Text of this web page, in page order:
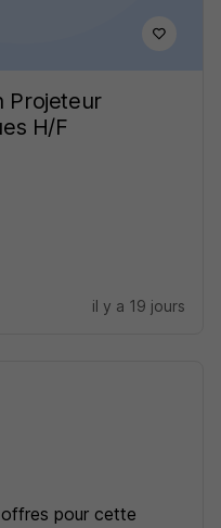
Projeteur
H/F
il y a 19 jours
pour cette